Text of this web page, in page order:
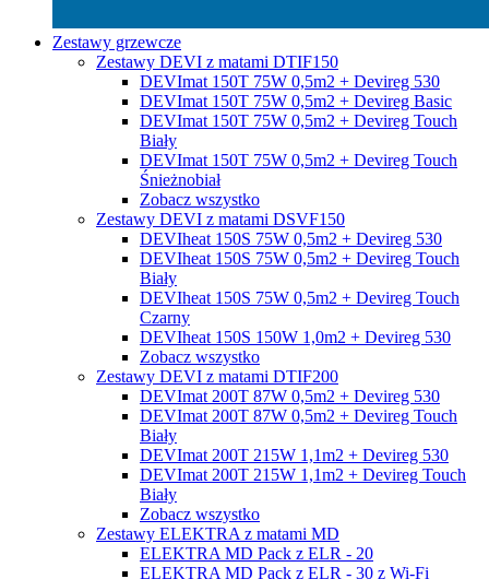
Zestawy grzewcze
Zestawy DEVI z matami DTIF150
DEVImat 150T 75W 0,5m2 + Devireg 530
DEVImat 150T 75W 0,5m2 + Devireg Basic
DEVImat 150T 75W 0,5m2 + Devireg Touch
Biały
DEVImat 150T 75W 0,5m2 + Devireg Touch
Śnieżnobiał
Zobacz wszystko
Zestawy DEVI z matami DSVF150
DEVIheat 150S 75W 0,5m2 + Devireg 530
DEVIheat 150S 75W 0,5m2 + Devireg Touch
Biały
DEVIheat 150S 75W 0,5m2 + Devireg Touch
Czarny
DEVIheat 150S 150W 1,0m2 + Devireg 530
Zobacz wszystko
Zestawy DEVI z matami DTIF200
DEVImat 200T 87W 0,5m2 + Devireg 530
DEVImat 200T 87W 0,5m2 + Devireg Touch
Biały
DEVImat 200T 215W 1,1m2 + Devireg 530
DEVImat 200T 215W 1,1m2 + Devireg Touch
Biały
Zobacz wszystko
Zestawy ELEKTRA z matami MD
ELEKTRA MD Pack z ELR - 20
ELEKTRA MD Pack z ELR - 30 z Wi-Fi